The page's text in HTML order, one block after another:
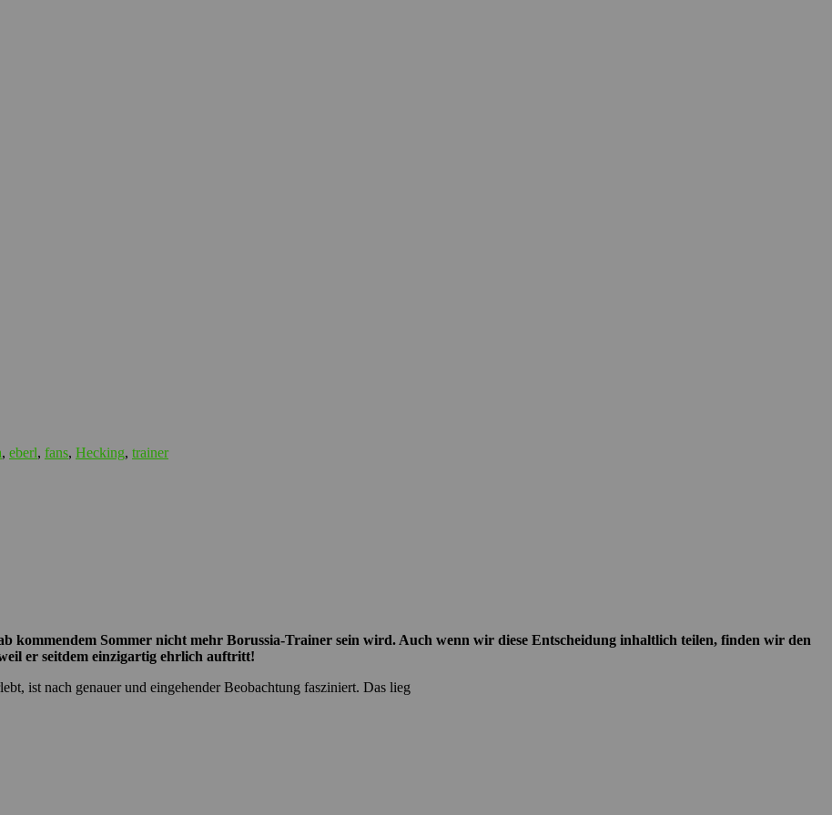
, eberl, fans, Hecking, trainer
kommendem Sommer nicht mehr Borussia-Trainer sein wird. Auch wenn wir diese Entscheidung inhaltlich teilen, finden wir den
er seitdem einzigartig ehrlich auftritt!
ist nach genauer und eingehender Beobachtung fasziniert. Das lieg